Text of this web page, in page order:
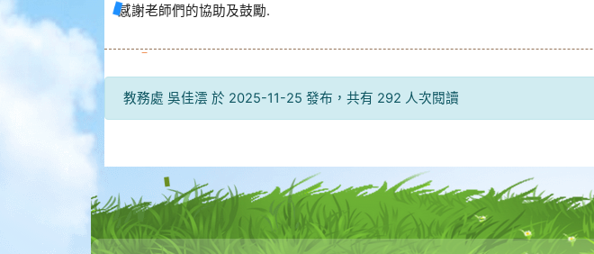
感謝老師們的協助及鼓勵.
教務處 吳佳澐 於 2025-11-25 發布，共有 292 人次閱讀